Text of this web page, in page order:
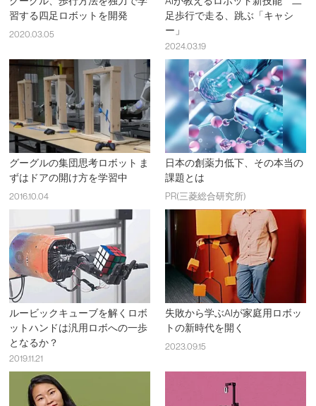
習する四足ロボットを開発
2020.03.05
足歩行で走る、跳ぶ「キャシ
ー」
2024.03.19
グーグルの集団思考ロボット ま
ずはドアの開け方を学習中
2016.10.04
日本の創薬力低下、その本当の
課題とは
PR(三菱総合研究所)
ルービックキューブを解くロボ
ットハンドは汎用ロボへの一歩
となるか？
2019.11.21
失敗から学ぶAIが家庭用ロボッ
トの新時代を開く
2023.09.15